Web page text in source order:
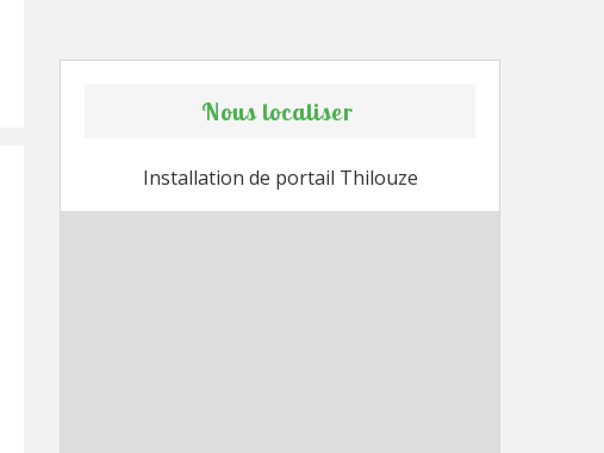
Nous localiser
Installation de portail Thilouze